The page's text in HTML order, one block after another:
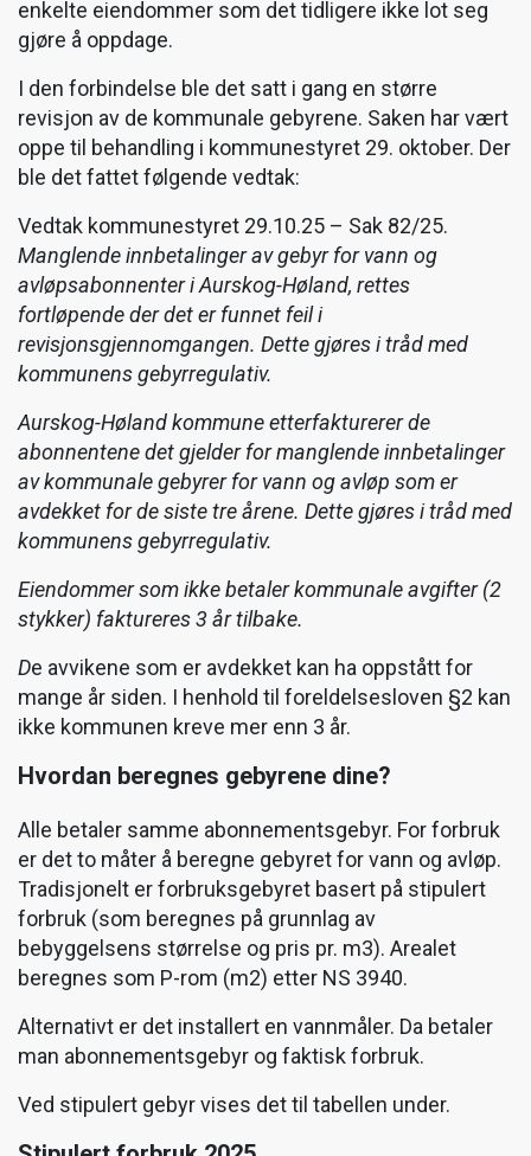
enkelte eiendommer som det tidligere ikke lot seg
gjøre å oppdage.
I den forbindelse ble det satt i gang en større
revisjon av de kommunale gebyrene. Saken har vært
oppe til behandling i kommunestyret 29. oktober. Der
ble det fattet følgende vedtak:
Vedtak kommunestyret 29.10.25 – Sak 82/25.
Manglende innbetalinger av gebyr for vann og
avløpsabonnenter i Aurskog-Høland, rettes
fortløpende der det er funnet feil i
revisjonsgjennomgangen. Dette gjøres i tråd med
kommunens gebyrregulativ.
Aurskog-Høland kommune etterfakturerer de
abonnentene det gjelder for manglende innbetalinger
av kommunale gebyrer for vann og avløp som er
avdekket for de siste tre årene. Dette gjøres i tråd med
kommunens gebyrregulativ.
Eiendommer som ikke betaler kommunale avgifter (2
stykker) faktureres 3 år tilbake.
De avvikene som er avdekket kan ha oppstått for
mange år siden. I henhold til foreldelsesloven §2 kan
ikke kommunen kreve mer enn 3 år.
Hvordan beregnes gebyrene dine?
Alle betaler samme abonnementsgebyr. For forbruk
er det to måter å beregne gebyret for vann og avløp.
Tradisjonelt er forbruksgebyret basert på stipulert
forbruk (som beregnes på grunnlag av
bebyggelsens størrelse og pris pr. m3). Arealet
beregnes som P-rom (m2) etter NS 3940.
Alternativt er det installert en vannmåler. Da betaler
man abonnementsgebyr og faktisk forbruk.
Ved stipulert gebyr vises det til tabellen under.